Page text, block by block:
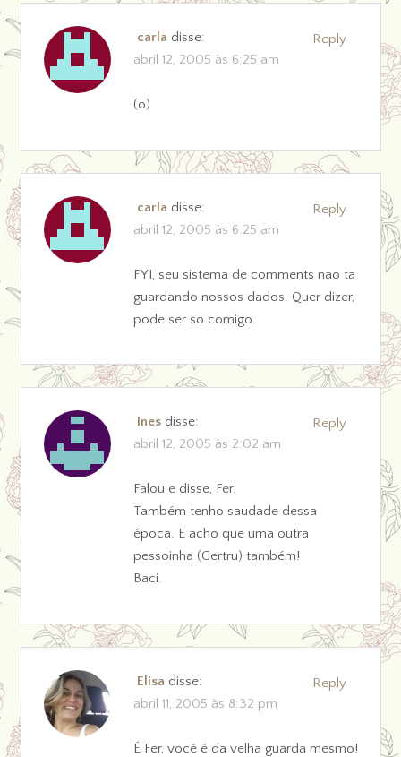
carla disse:
abril 12, 2005 às 6:25 am
(o)
Reply
carla disse:
abril 12, 2005 às 6:25 am
FYI, seu sistema de comments nao ta
guardando nossos dados. Quer dizer,
pode ser so comigo.
Reply
Ines disse:
abril 12, 2005 às 2:02 am
Falou e disse, Fer.
Também tenho saudade dessa
época. E acho que uma outra
pessoinha (Gertru) também!
Baci.
Reply
Elisa disse:
abril 11, 2005 às 8:32 pm
É Fer, você é da velha guarda mesmo!
Reply